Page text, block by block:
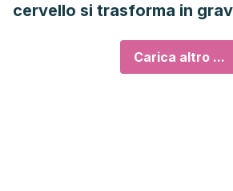
cervello si trasforma in
Carica altro ...